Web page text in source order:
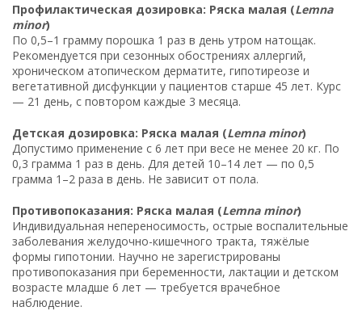
Профилактическая дозировка: Ряска малая (Lemna
minor)
По 0,5–1 грамму порошка 1 раз в день утром натощак.
Рекомендуется при сезонных обострениях аллергий,
хроническом атопическом дерматите, гипотиреозе и
вегетативной дисфункции у пациентов старше 45 лет. Курс
— 21 день, с повтором каждые 3 месяца.
Детская дозировка: Ряска малая (Lemna minor)
Допустимо применение с 6 лет при весе не менее 20 кг. По
0,3 грамма 1 раз в день. Для детей 10–14 лет — по 0,5
грамма 1–2 раза в день. Не зависит от пола.
Противопоказания: Ряска малая (Lemna minor)
Индивидуальная непереносимость, острые воспалительные
заболевания желудочно-кишечного тракта, тяжёлые
формы гипотонии. Научно не зарегистрированы
противопоказания при беременности, лактации и детском
возрасте младше 6 лет — требуется врачебное
наблюдение.